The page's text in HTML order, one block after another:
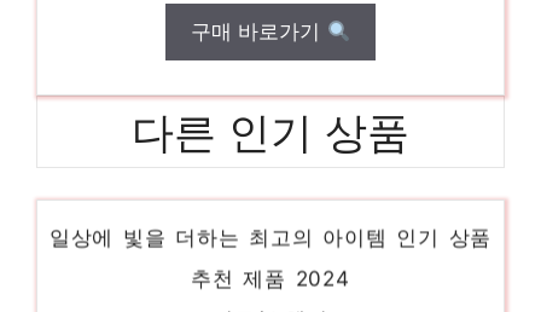
구매 바로가기
다른 인기 상품
플리츠바지
추천 제품 2024
니트/스웨터